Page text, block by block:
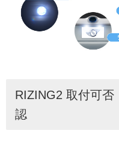
RIZING2 取付可否
認